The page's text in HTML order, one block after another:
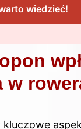
wiedzieć!
w